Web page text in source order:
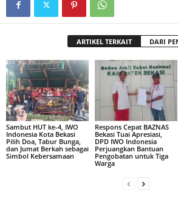
ARTIKEL TERKAIT DARI
Sambut HUT ke-4, IWO
Indonesia Kota Bekasi
Pilih Doa, Tabur Bunga,
dan Jumat Berkah sebagai
Simbol Kebersamaan
Respons Cepat BAZNAS
Bekasi Tuai Apresiasi,
DPD IWO Indonesia
Perjuangkan Bantuan
Pengobatan untuk Tiga
Warga